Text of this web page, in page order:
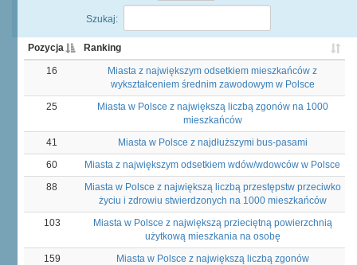
Szukaj:
Pozycja Ranking
16
Miasta z największym odsetkiem mieszkańców z
wykształceniem średnim zawodowym w Polsce
25
Miasta w Polsce z największą liczbą zgonów na 1000
mieszkańców
41
Miasta w Polsce z najdłuższymi bus-pasami
60
Miasta z największym odsetkiem wdów/wdowców w Polsce
88
Miasta w Polsce z największą liczbą przestępstw przeciwko
życiu i zdrowiu stwierdzonych na 1000 mieszkańców
103
Miasta w Polsce z największą przieciętną powierzchnią
użytkową mieszkania na osobę
159
Miasta w Polsce z największą liczbą zgonów